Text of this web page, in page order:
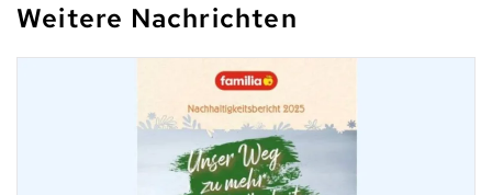
Weitere Nachrichten